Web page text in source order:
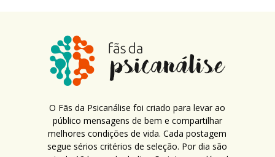
O Fãs da Psicanálise foi criado para levar ao
público mensagens de bem e compartilhar
melhores condições de vida. Cada postagem
segue sérios critérios de seleção. Por dia são